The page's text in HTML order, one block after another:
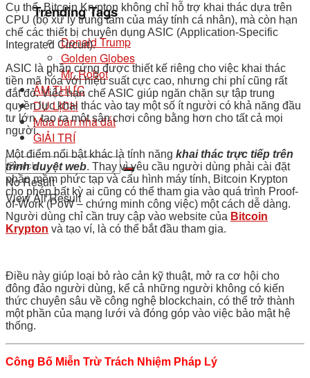
Trending Tags
Donald Trump
Golden Globes
Mr. Robot
ẨM THỰC
DU LỊCH
Mua bán nhà đất
GIẢI TRÍ
No Result
View All Result
Cụ thể, Bitcoin Krypton không chỉ hỗ trợ khai thác dựa trên
CPU (bộ xử lý trung tâm của máy tính cá nhân), mà còn hạn
chế các thiết bị chuyên dụng ASIC (Application-Specific
Integrated Circuit).
ASIC là phần cứng được thiết kế riêng cho việc khai thác
tiền mã hóa với hiệu suất cực cao, nhưng chi phí cũng rất
đắt đỏ. Việc hạn chế ASIC giúp ngăn chặn sự tập trung
quyền lực khai thác vào tay một số ít người có khả năng đầu
tư lớn, tạo ra một sân chơi công bằng hơn cho tất cả mọi
người.
Một điểm nổi bật khác là tính năng khai thác trực tiếp trên
trình duyệt web. Thay vì yêu cầu người dùng phải cài đặt
phần mềm phức tạp và cấu hình máy tính, Bitcoin Krypton
cho phép bất kỳ ai cũng có thể tham gia vào quá trình Proof-
of-Work (PoW – chứng minh công việc) một cách dễ dàng.
Người dùng chỉ cần truy cập vào website của Bitcoin
Krypton và tạo ví, là có thể bắt đầu tham gia.
Điều này giúp loại bỏ rào cản kỹ thuật, mở ra cơ hội cho
đông đảo người dùng, kể cả những người không có kiến
thức chuyên sâu về công nghệ blockchain, có thể trở thành
một phần của mạng lưới và đóng góp vào việc bảo mật hệ
thống.
Công Bố Miễn Trừ Trách Nhiệm Pháp Lý